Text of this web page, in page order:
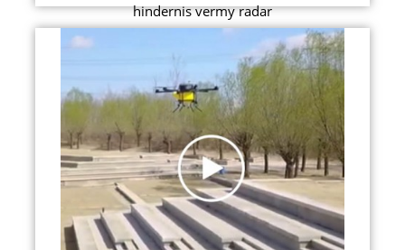
hindernis vermy radar